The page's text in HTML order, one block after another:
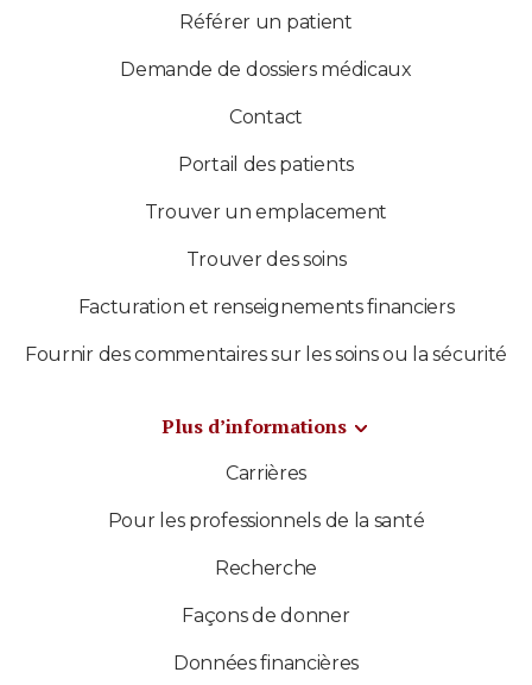
Référer un patient
Demande de dossiers médicaux
Contact
Portail des patients
Trouver un emplacement
Trouver des soins
Facturation et renseignements financiers
Fournir des commentaires sur les soins ou la sécurité
Plus d’informations
Carrières
Pour les professionnels de la santé
Recherche
Façons de donner
Données financières